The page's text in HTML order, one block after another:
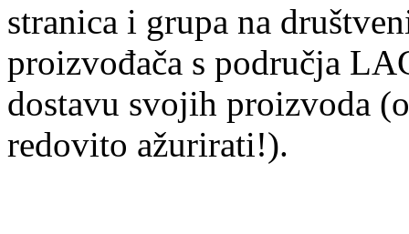
stranica i grupa na
proizvođača s područja
dostavu svojih proizvoda
redovito ažurirati!).